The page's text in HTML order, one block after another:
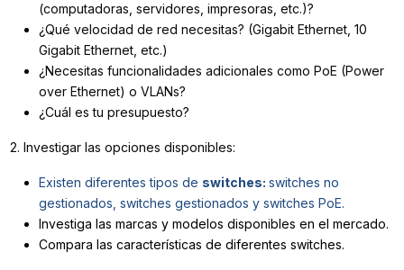
(computadoras, servidores, impresoras, etc.)?
¿Qué velocidad de red necesitas? (Gigabit Ethernet, 10
Gigabit Ethernet, etc.)
¿Necesitas funcionalidades adicionales como PoE (Power
over Ethernet) o VLANs?
¿Cuál es tu presupuesto?
2. Investigar las opciones disponibles:
Existen diferentes tipos de switches: switches no
gestionados, switches gestionados y switches PoE.
Investiga las marcas y modelos disponibles en el mercado.
Compara las características de diferentes switches.